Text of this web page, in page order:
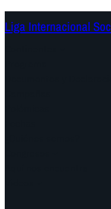
Liga Internacional